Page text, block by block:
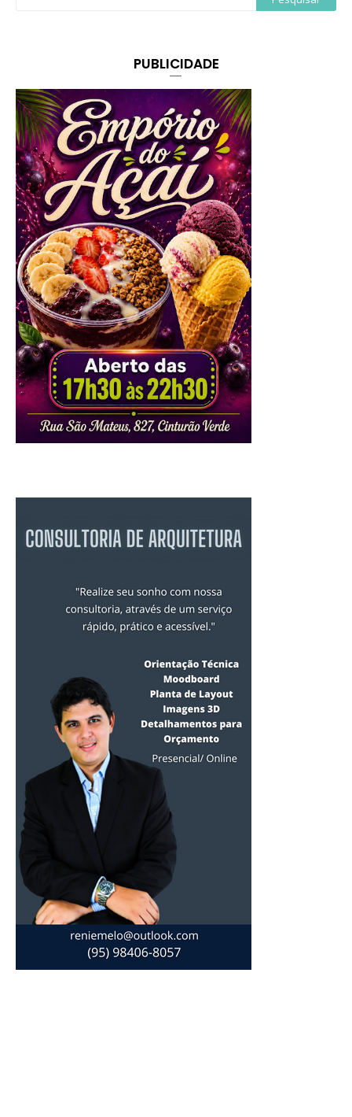
PUBLICIDADE